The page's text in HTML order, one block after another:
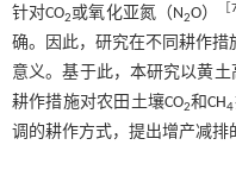
针对CO2或氧化亚氮（N2O） ［
确。因此，研究在不同耕作措
意义。基于此，本研究以黄
耕作措施对农田土壤CO2和CH4
调的耕作方式，提出增产减